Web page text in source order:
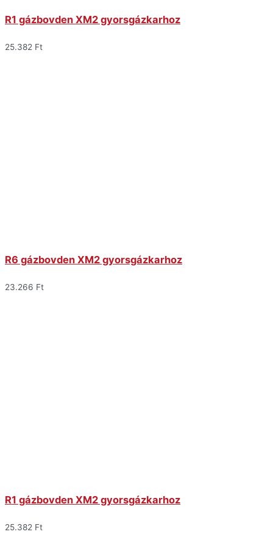
R1 gázbovden XM2 gyorsgázkarhoz
25.382 Ft
R6 gázbovden XM2 gyorsgázkarhoz
23.266 Ft
R1 gázbovden XM2 gyorsgázkarhoz
25.382 Ft